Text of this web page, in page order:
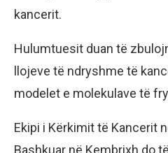
kancerit.
Hulumtuesit duan të
llojeve të ndryshme të
modelet e molekulave të
Ekipi i Kërkimit të Kancerit
Bashkuar në Kembrixh do